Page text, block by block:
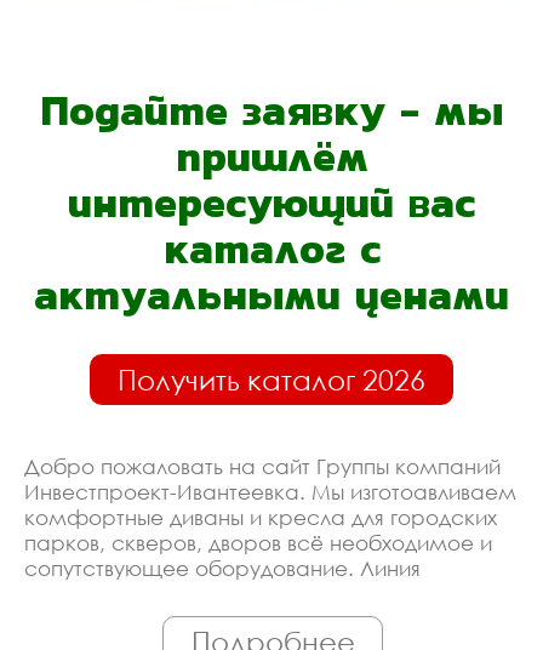
Подайте заявку - мы
пришлём
интересующий вас
каталог с
актуальными ценами
Получить каталог 2026
Добро пожаловать на сайт Группы компаний
Инвестпроект-Ивантеевка. Мы изготоавливаем
комфортные диваны и кресла для городских
парков, скверов, дворов всё необходимое и
сопутствующее оборудование. Линия
ЧПУ станками, работает только
Подробнее